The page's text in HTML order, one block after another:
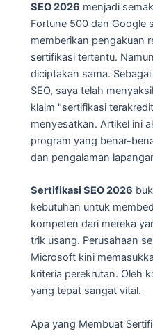
SEO 2026 menjadi
Fortune 500 dan Google
memberikan pengakuan
sertifikasi tertentu.
diciptakan sama.
SEO, saya telah
klaim "sertifikasi
menyesatkan. Artikel ini
program yang benar-
dan pengalaman
Sertifikasi SEO 2026
kebutuhan untuk
kompeten dari mereka
trik usang. Perusahaan
Microsoft kini
kriteria perekrutan. Oleh
yang tepat sangat vital.
Apa yang Membuat